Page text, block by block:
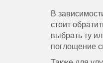
В
стоит
выбрать ту
поглощение